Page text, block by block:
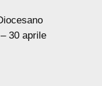
30 aprile